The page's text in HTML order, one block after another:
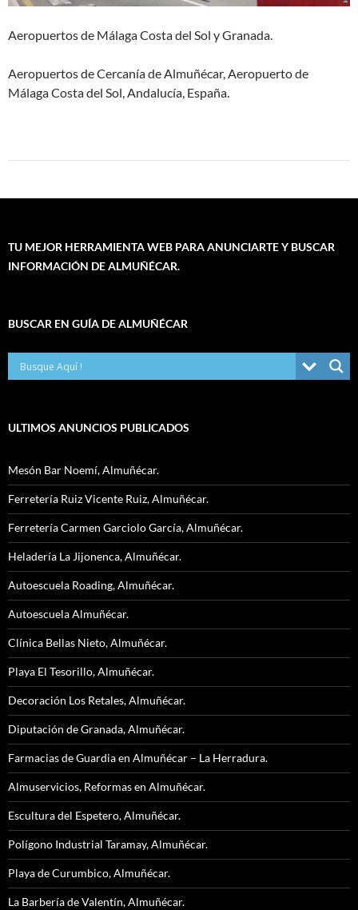
Aeropuertos de Málaga Costa del Sol y Granada.
Aeropuertos de Cercanía de Almuñécar, Aeropuerto de
Málaga Costa del Sol, Andalucía, España.
TU MEJOR HERRAMIENTA WEB PARA ANUNCIARTE Y BUSCAR
INFORMACIÓN DE ALMUÑÉCAR.
BUSCAR EN GUÍA DE ALMUÑÉCAR
ULTIMOS ANUNCIOS PUBLICADOS
Mesón Bar Noemí, Almuñécar.
Ferretería Ruiz Vicente Ruiz, Almuñécar.
Ferretería Carmen Garciolo García, Almuñécar.
Heladería La Jijonenca, Almuñécar.
Autoescuela Roading, Almuñécar.
Autoescuela Almuñécar.
Clínica Bellas Nieto, Almuñécar.
Playa El Tesorillo, Almuñécar.
Decoración Los Retales, Almuñécar.
Diputación de Granada, Almuñécar.
Farmacias de Guardia en Almuñécar – La Herradura.
Almuservicios, Reformas en Almuñécar.
Escultura del Espetero, Almuñécar.
Polígono Industrial Taramay, Almuñécar.
Playa de Curumbico, Almuñécar.
La Barbería de Valentín, Almuñécar.